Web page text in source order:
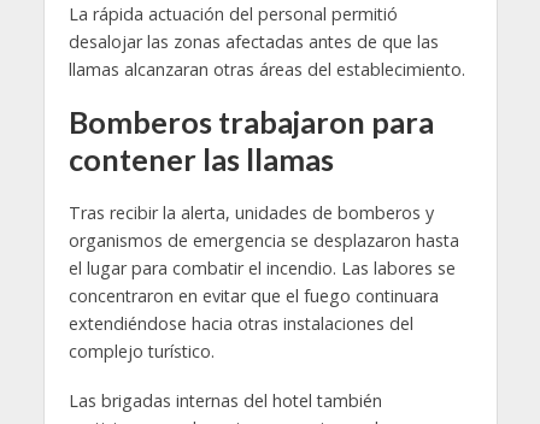
La rápida actuación del personal permitió
desalojar las zonas afectadas antes de que las
llamas alcanzaran otras áreas del establecimiento.
Bomberos trabajaron para
contener las llamas
Tras recibir la alerta, unidades de bomberos y
organismos de emergencia se desplazaron hasta
el lugar para combatir el incendio. Las labores se
concentraron en evitar que el fuego continuara
extendiéndose hacia otras instalaciones del
complejo turístico.
Las brigadas internas del hotel también